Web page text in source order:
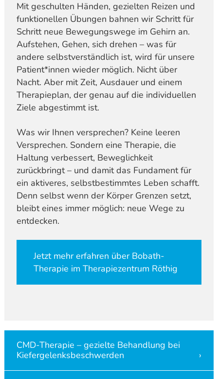
Mit geschulten Händen, gezielten Reizen und
funktionellen Übungen bahnen wir Schritt für
Schritt neue Bewegungswege im Gehirn an.
Aufstehen, Gehen, sich drehen – was für
andere selbstverständlich ist, wird für unsere
Patient*innen wieder möglich. Nicht über
Nacht. Aber mit Zeit, Ausdauer und einem
Therapieplan, der genau auf die individuellen
Ziele abgestimmt ist.
Was wir Ihnen versprechen? Keine leeren
Versprechen. Sondern eine Therapie, die
Haltung verbessert, Beweglichkeit
zurückbringt – und damit das Fundament für
ein aktiveres, selbstbestimmtes Leben schafft.
Denn selbst wenn der Körper Grenzen setzt,
bleibt eines immer möglich: neue Wege zu
entdecken.
Jetzt mehr erfahren über Bobath-
Therapie im Therapiezentrum Röthig
CMD-Therapie – gezielte Behandlung bei
Kiefergelenksbeschwerden